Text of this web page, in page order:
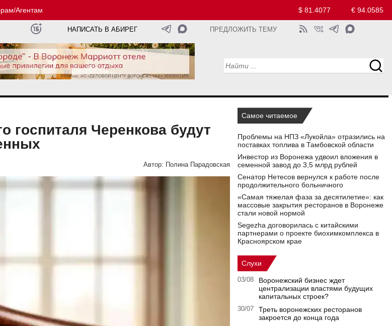
Агентам $ 81.4077 € 94.0585
НАПИСАТЬ В АБИРЕГ ПРЕДЛОЖИТЬ ТЕМУ
госпиталя Черенкова будут
Автор: Полина Парадовская
Самое читаемое
Проблемы на НПЗ «Лукойла» отразились на
поставках топлива в Тамбовской области
Инвестор из Воронежа удвоил вложения в
семенной завод до 3,5 млрд рублей
Сенатор Нетесов вернулся к работе после
продолжительного больничного
«Самая тяжелая фаза за десятилетие»: как
массовые закрытия ресторанов в Воронеже
стали новой нормой
Segezha договорилась с китайскими
партнерами о проекте биохимкомплекса в
Красноярском крае
Слухи
03/08
Воронежский бизнес ждет
централизации властями будущих
капитальных строек?
30/07
Треть воронежских ресторанов
закроется до конца года